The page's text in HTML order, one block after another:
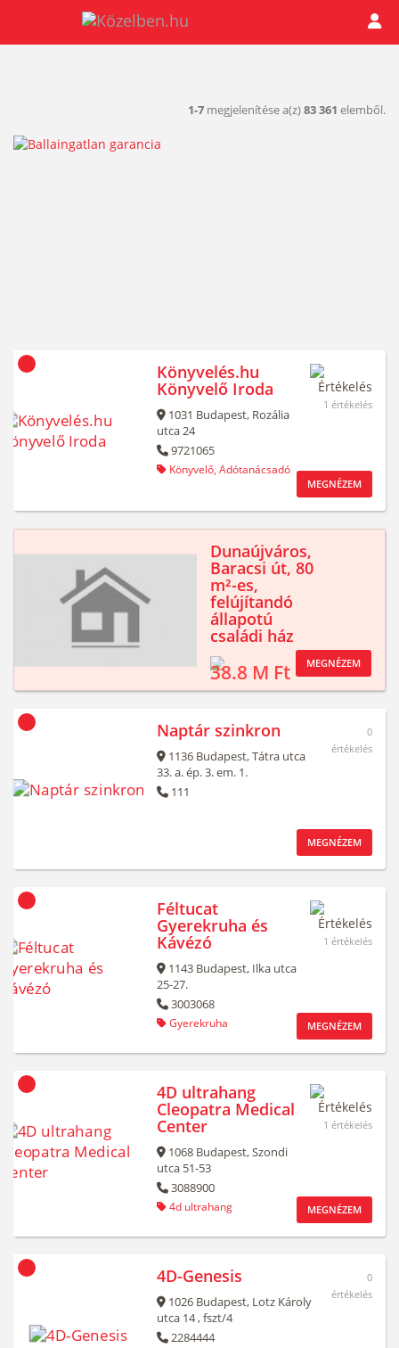
1-7 megjelenítése a(z)83 361 elemből.
Könyvelés.hu
Könyvelő Iroda
1031 Budapest, Rozália
utca 24
9721065
Könyvelő, Adótanácsadó
1 értékelés
MEGNÉZEM
Dunaújváros,
Baracsi út, 80
m²-es,
felújítandó
állapotú
családi ház
38.8 M Ft MEGNÉZEM
Naptár szinkron
1136 Budapest,Tátra utca
33. a. ép. 3. em. 1.
111
0
értékelés
MEGNÉZEM
Féltucat
Gyerekruha és
Kávézó
1143 Budapest, Ilka utca
25-27.
3003068
Gyerekruha
1 értékelés
MEGNÉZEM
4D ultrahang
Cleopatra Medical
Center
1068 Budapest,Szondi
utca 51-53
3088900
4d ultrahang
1 értékelés
MEGNÉZEM
4D-Genesis
1026 Budapest, Lotz Károly
utca 14, fszt/4
2284444
0
értékelés